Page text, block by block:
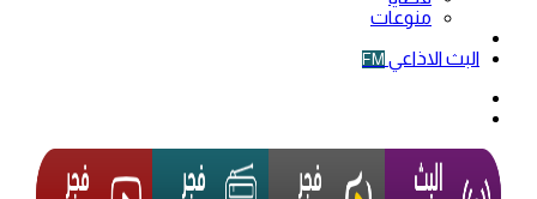
منوعات
البث الاذاعي FM